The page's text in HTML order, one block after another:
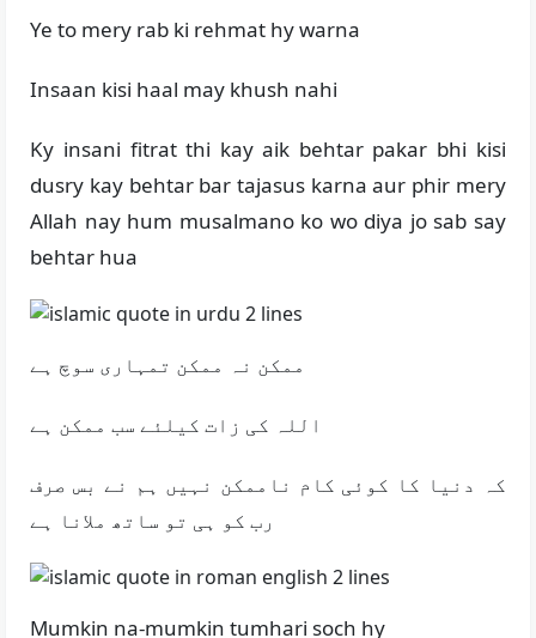
Ye to mery rab ki rehmat hy warna
Insaan kisi haal may khush nahi
Ky insani fitrat thi kay aik behtar pakar bhi kisi
dusry kay behtar bar tajasus karna aur phir mery
Allah nay hum musalmano ko wo diya jo sab say
behtar hua
کہ دنیا کا کوئی کام ناممکن نہیں ہم نے بس صرف
رب کو ہی تو ساتھ ملانا ہے
Mumkin na-mumkin tumhari soch hy